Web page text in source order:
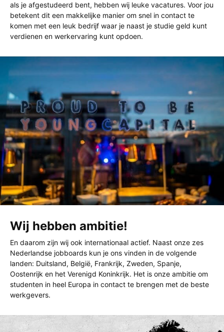
als je afgestudeerd bent, hebben wij leuke vacatures. Voor jou
betekent dit een makkelijke manier om snel in contact te
komen met een leuk bedrijf waar je naast je studie geld kunt
verdienen en werkervaring kunt opdoen.
Wij hebben ambitie!
En daarom zijn wij ook internationaal actief. Naast onze zes
Nederlandse jobboards kun je ons vinden in de volgende
landen: Duitsland, België, Frankrijk, Zweden, Spanje,
Oostenrijk en het Verenigd Koninkrijk. Het is onze ambitie om
studenten in heel Europa in contact te brengen met de beste
werkgevers.